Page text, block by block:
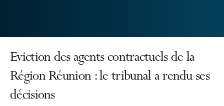
Eviction des agents contractuels de la
Région Réunion : le tribunal a rendu ses
décisions